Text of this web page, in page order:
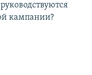
кампании?